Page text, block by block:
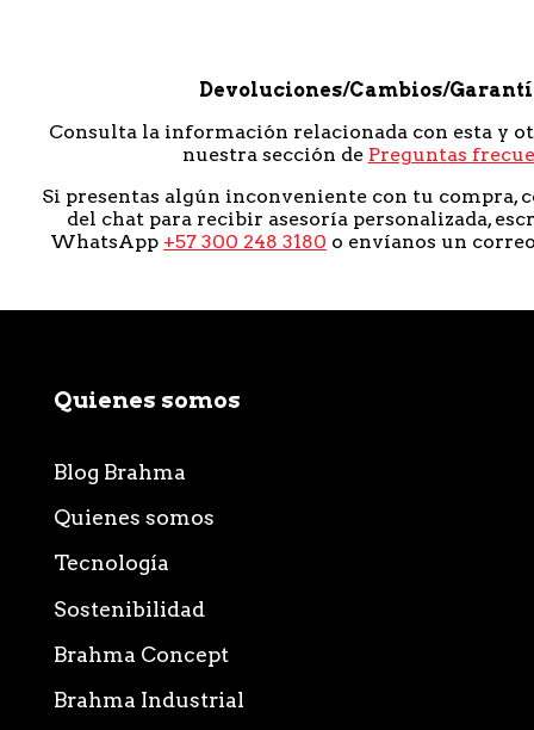
Devoluciones/Cambios/
Consulta la información relacionada con esta y
nuestra sección de Preguntas
Si presentas algún inconveniente con tu compra,
del chat para recibir asesoría personalizada,
WhatsApp +57 300 248 3180 o envíanos un
Quienes somos
Blog Brahma
Quienes somos
Tecnología
Sostenibilidad
Brahma Concept
Brahma Industrial